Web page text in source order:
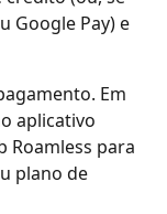
Google Pay) e
Em
aplicativo
Roamless para
plano de